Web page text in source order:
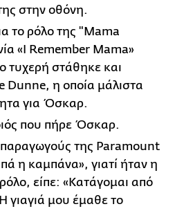
στην οθόνη.
το ρόλο της "Mama
«I Remember Mama»
τυχερή στάθηκε και
Dunne, η οποία μάλιστα
για Όσκαρ.
που πήρε Όσκαρ.
της Paramount
η καμπάνα», γιατί ήταν η
είπε: «Κατάγομαι από
γιαγιά μου έμαθε το